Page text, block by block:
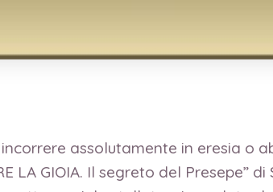
assolutamente in eresia o
LA GIOIA. Il segreto del Presepe”